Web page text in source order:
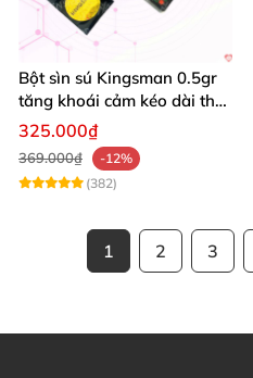
Bột sìn sú Kingsman 0.5gr
tăng khoái cảm kéo dài thời
gian quan hệ
325.000₫
369.000₫
-12%
(382)
1 2 3